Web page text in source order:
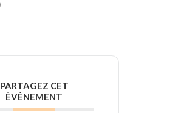
PARTAGEZ CET
ÉVÉNEMENT